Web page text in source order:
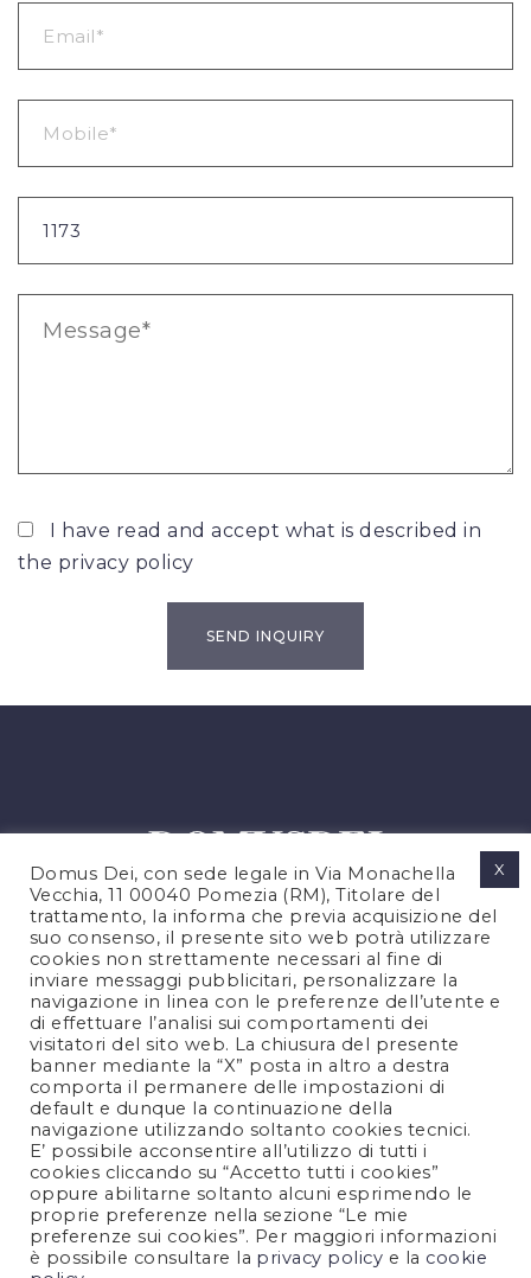
I have read and accept what is described in
the privacy policy
PRIVACY POLICY
COOKIES POLICY
LEGAL NOTES
CONTACTS
FOLLOW US
Domus Dei, con sede legale in Via Monachella
Vecchia, 11 00040 Pomezia (RM), Titolare del
trattamento, la informa che previa acquisizione del
suo consenso, il presente sito web potrà utilizzare
cookies non strettamente necessari al fine di
inviare messaggi pubblicitari, personalizzare la
navigazione in linea con le preferenze dell’utente e
di effettuare l’analisi sui comportamenti dei
visitatori del sito web. La chiusura del presente
banner mediante la “X” posta in altro a destra
comporta il permanere delle impostazioni di
default e dunque la continuazione della
navigazione utilizzando soltanto cookies tecnici.
E’ possibile acconsentire all’utilizzo di tutti i
cookies cliccando su “Accetto tutti i cookies”
oppure abilitarne soltanto alcuni esprimendo le
proprie preferenze nella sezione “Le mie
preferenze sui cookies”. Per maggiori informazioni
è possibile consultare la privacy policy e la cookie
X